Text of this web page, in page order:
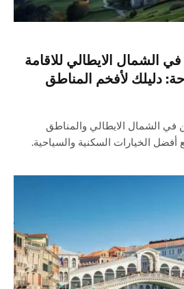
الشمال الايطالي للاقامة
دليلك لأفخم المناطق
الشمال الايطالي والمناطق
أفضل الخيارات السكنية والسياحية.